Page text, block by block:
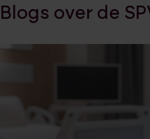
Blogs over de